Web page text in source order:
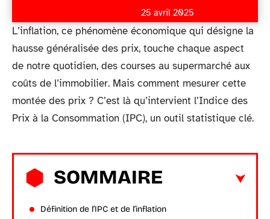
25 avril 2025
L’inflation, ce phénomène économique qui désigne la
hausse généralisée des prix, touche chaque aspect
de notre quotidien, des courses au supermarché aux
coûts de l’immobilier. Mais comment mesurer cette
montée des prix ? C’est là qu’intervient l’Indice des
Prix à la Consommation (IPC), un outil statistique clé.
SOMMAIRE
Définition de l’IPC et de l’inflation